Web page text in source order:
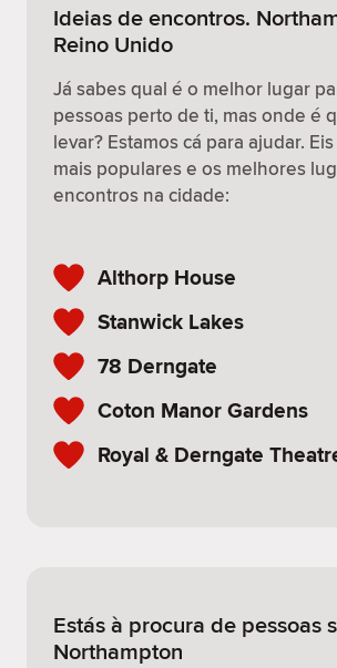
Ideias de encontros.
Reino Unido
Já sabes qual é o melhor lugar
pessoas perto de ti, mas onde é
levar? Estamos cá para ajudar.
mais populares e os melhores
encontros na cidade:
Althorp House
Stanwick Lakes
78 Derngate
Coton Manor Gardens
Royal & Derngate
Estás à procura de pessoas
Northampton